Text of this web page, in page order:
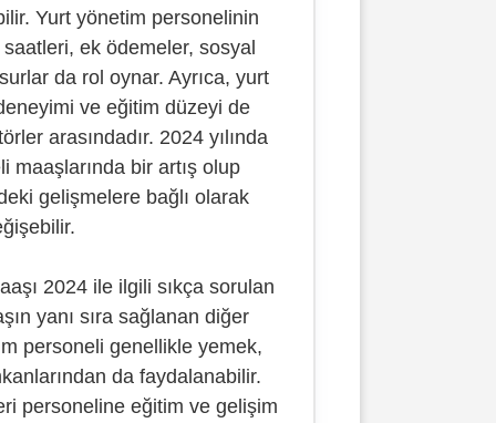
Yurt yönetim personelinin
saatleri, ek ödemeler, sosyal
da rol oynar. Ayrıca, yurt
ve eğitim düzeyi de
arasındadır. 2024 yılında
maaşlarında bir artış olup
gelişmelere bağlı olarak
2024 ile ilgili sıkça sorulan
yanı sıra sağlanan diğer
personeli genellikle yemek,
da faydalanabilir.
personeline eğitim ve gelişim